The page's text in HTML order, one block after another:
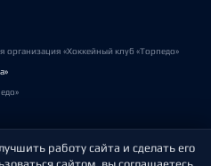
«Хоккейный клуб «Торпедо»
работу сайта и сделать его